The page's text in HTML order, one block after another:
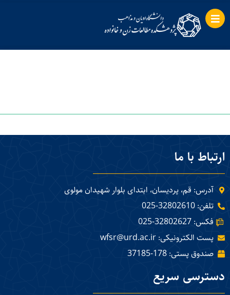
ارتباط با ما
آدرس: قم، پردیسان، ابتدای بلوار شهیدان مولوی
تلفن: 32802610-025
فکس: 32802627-025
پست الکترونیکی: wfsr@urd.ac.ir
صندوق پستی: 178-37185
دسترسی سریع